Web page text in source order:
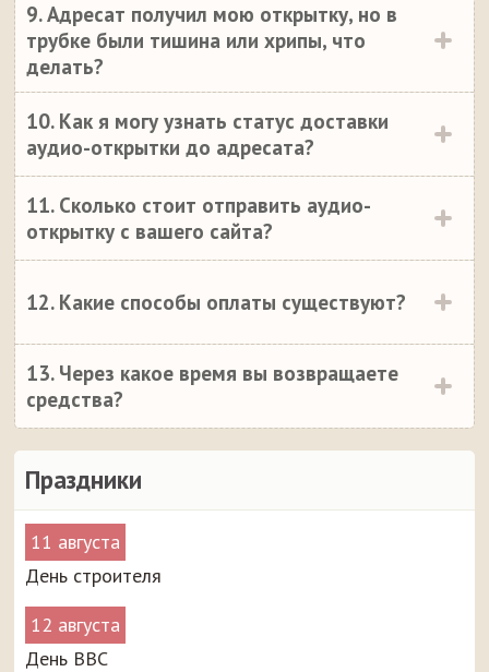
Праздники
11 августа
День строителя
12 августа
День ВВС
9. Адресат получил мою открытку, но в
трубке были тишина или хрипы, что
делать?
10. Как я могу узнать статус доставки
аудио-открытки до адресата?
11. Сколько стоит отправить аудио-
открытку с вашего сайта?
12. Какие способы оплаты существуют?
13. Через какое время вы возвращаете
средства?